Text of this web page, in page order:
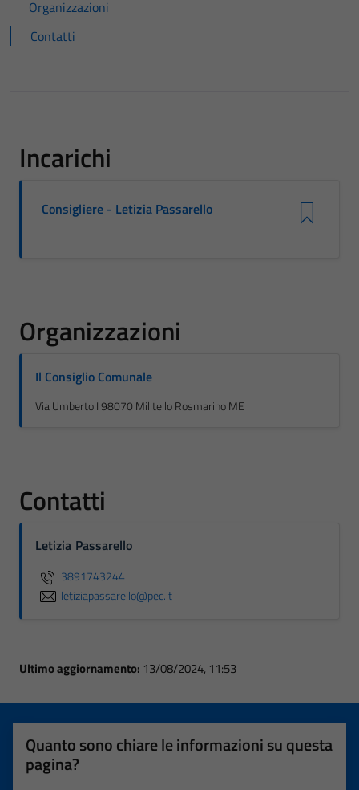
Organizzazioni
Contatti
Incarichi
Consigliere - Letizia Passarello
Organizzazioni
Il Consiglio Comunale
Via Umberto I 98070 Militello Rosmarino ME
Contatti
Letizia Passarello
3891743244
letiziapassarello@pec.it
Ultimo aggiornamento: 13/08/2024, 11:53
Quanto sono chiare le informazioni su questa
pagina?